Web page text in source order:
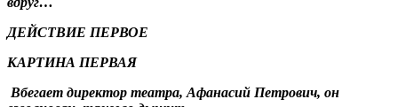
ДЕЙСТВИЕ ПЕРВОЕ
КАРТИНА ПЕРВАЯ
Вбегает директор театра, Афанасий Петрович, он